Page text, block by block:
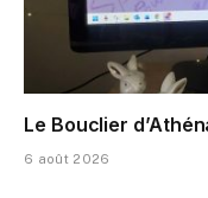
Le Bouclier
6 août 2026